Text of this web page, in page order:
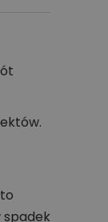
spadek